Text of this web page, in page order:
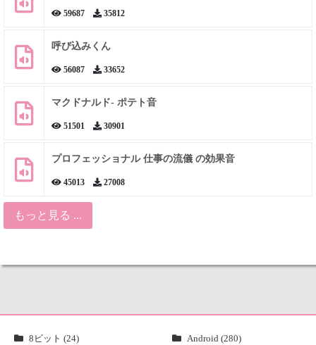
59687 35812
呼び込みくん
56087 33652
マクドナルド- ポテト音
51501 30901
プロフェッショナル 仕事の流儀 の効果音
45013 27008
もっと見る ...
8ビット (24) Android (280)